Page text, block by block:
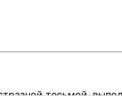
тесьмой,